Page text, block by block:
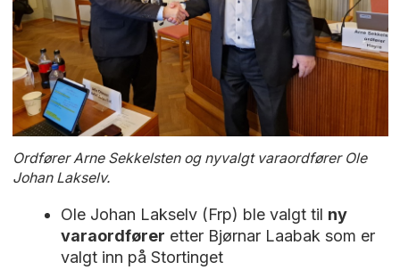
Ordfører Arne Sekkelsten og nyvalgt varaordfører Ole
Johan Lakselv.
Ole Johan Lakselv (Frp) ble valgt til ny
varaordfører etter Bjørnar Laabak som er
valgt inn på Stortinget